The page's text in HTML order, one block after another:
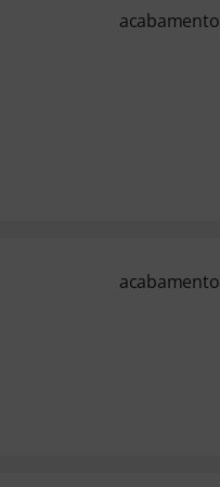
acabamento
acabamento